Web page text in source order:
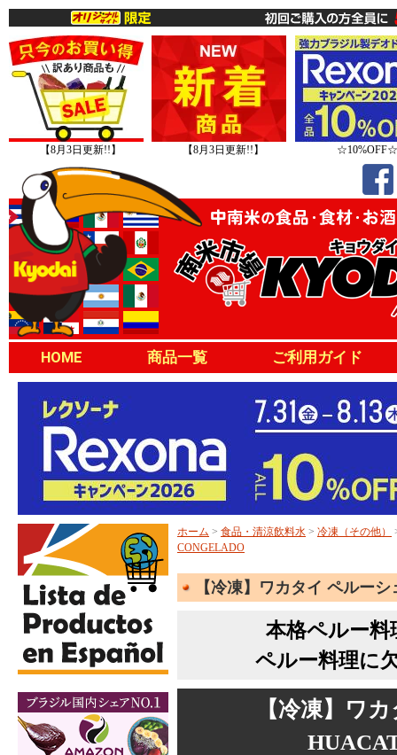
【8月3日更新!!】 【8月3日更新!!】 ☆10%OFF☆
HOME 商品一覧 ご利用ガイド
ホーム > 食品・清涼飲料水 > 冷凍（その他）
CONGELADO
【冷凍】ワカタイ ペルー
本格ペルー
ペルー料理に
【冷凍】ワ